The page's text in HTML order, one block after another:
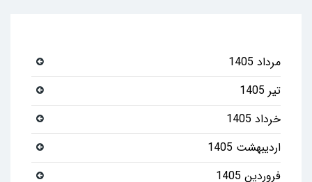
مرداد 1405
تیر 1405
خرداد 1405
اردیبهشت 1405
فروردین 1405